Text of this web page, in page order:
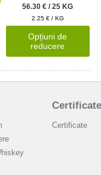
56.30 € / 25 KG
2.25 € / KG
Opțiuni de
reducere
Certificate
Certificate